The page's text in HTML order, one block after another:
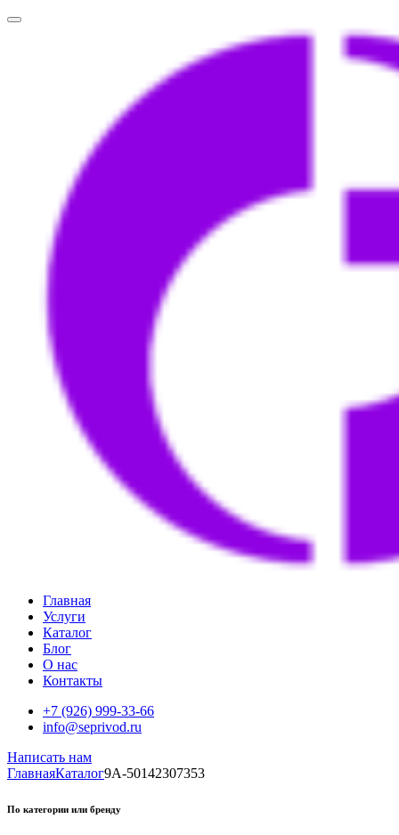
Главная
Услуги
Каталог
Блог
О нас
Контакты
+7 (926) 999-33-66
info@seprivod.ru
Написать нам
ГлавнаяКаталог9A-50142307353
По категории или бренду